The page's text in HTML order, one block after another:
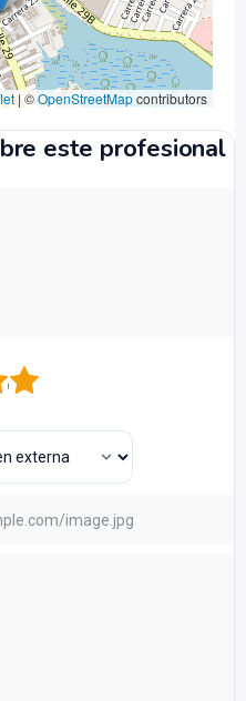
|©OpenStreetMapcontributors
este profesional